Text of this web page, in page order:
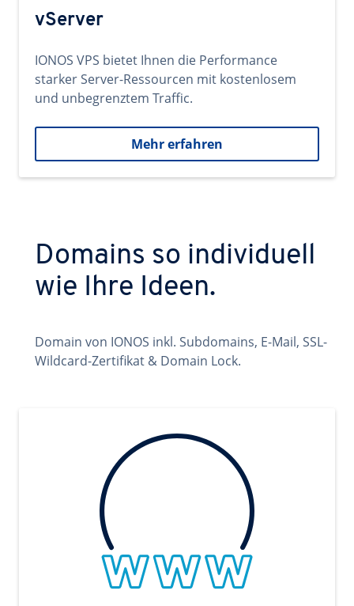
vServer
IONOS VPS bietet Ihnen die Performance
starker Server-Ressourcen mit kostenlosem
und unbegrenztem Traffic.
Mehr erfahren
Domains so individuell
wie Ihre Ideen.
Domain von IONOS inkl. Subdomains, E-Mail, SSL-
Wildcard-Zertifikat & Domain Lock.